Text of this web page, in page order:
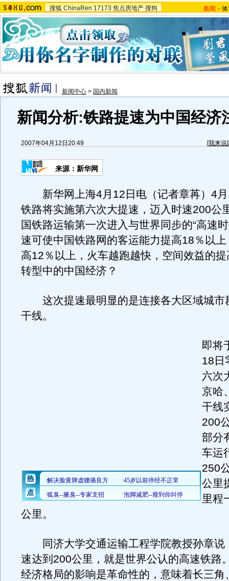
搜狐 ChinaRen 17173 焦点房地产 搜狗 新闻 -
新闻中心 > 国内新闻
新闻分析:铁路提速为中国经济
2007年04月12日20:49 [我来说
来源：新华网
新华网上海4月12日电（记者章苒）4月
铁路将实施第六次大提速，迈入时速200公
国铁路运输第一次进入与世界同步的“高速
速可使中国铁路网的客运能力提高18％以
高12％以上，火车越跑越快，空间效益的
转型中的中国经济？
这次提速最明显的是连接各大区域城市
干线。
即将
18日
六次
京哈
干线
200
部分
车运
250
公里
里程
公里。
同济大学交通运输工程学院教授孙章说
速达到200公里，就是世界公认的高速铁路
经济格局的影响是革命性的，意味着长三角